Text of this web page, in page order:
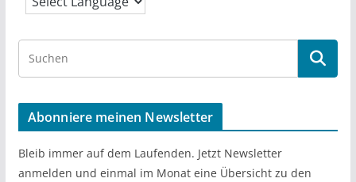
r
c
h
Abonniere meinen Newsletter
Bleib immer auf dem Laufenden. Jetzt Newsletter
anmelden und einmal im Monat eine Übersicht zu den